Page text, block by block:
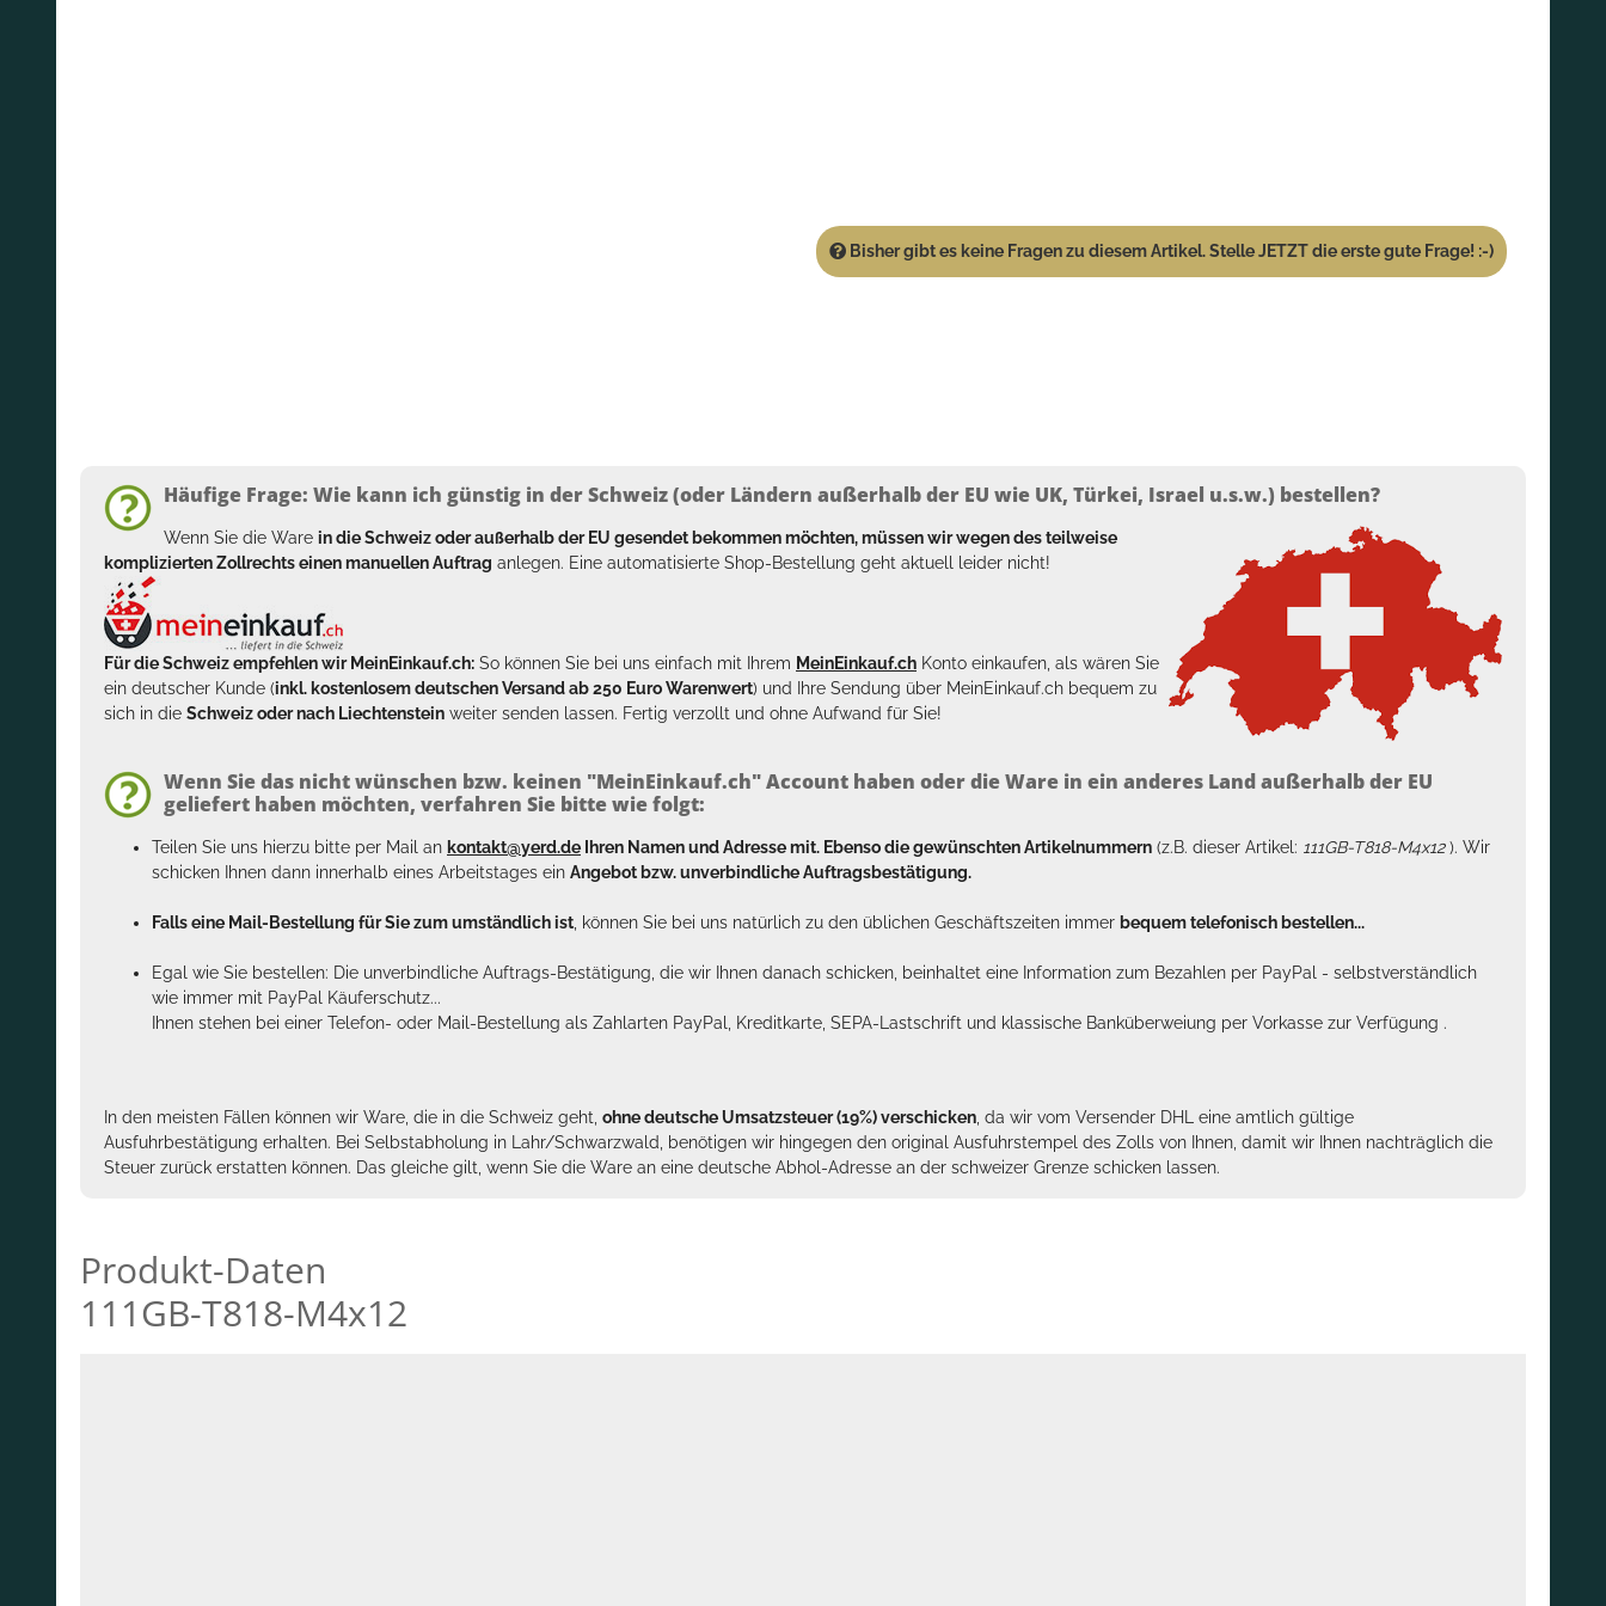
Bisher gibt es keine Fragen zu diesem Artikel. Stelle JETZT die erste gute Frage! :-)
Häufige Frage: Wie kann ich günstig in der Schweiz (oder Ländern außerhalb der EU wie UK, Türkei, Israel u.s.w.) bestellen?
Wenn Sie die Ware in die Schweiz oder außerhalb der EU gesendet bekommen möchten, müssen wir wegen des teilweise
komplizierten Zollrechts einen manuellen Auftrag anlegen. Eine automatisierte Shop-Bestellung geht aktuell leider nicht!
Für die Schweiz empfehlen wir MeinEinkauf.ch: So können Sie bei uns einfach mit Ihrem MeinEinkauf.ch Konto einkaufen, als wären Sie
ein deutscher Kunde (inkl. kostenlosem deutschen Versand ab 250 Euro Warenwert) und Ihre Sendung über MeinEinkauf.ch bequem zu
sich in die Schweiz oder nach Liechtenstein weiter senden lassen. Fertig verzollt und ohne Aufwand für Sie!
Wenn Sie das nicht wünschen bzw. keinen "MeinEinkauf.ch" Account haben oder die Ware in ein anderes Land außerhalb der EU
geliefert haben möchten, verfahren Sie bitte wie folgt:
Teilen Sie uns hierzu bitte per Mail an kontakt@yerd.de Ihren Namen und Adresse mit. Ebenso die gewünschten Artikelnummern (z.B. dieser Artikel: 111GB-T818-M4x12). Wir
schicken Ihnen dann innerhalb eines Arbeitstages ein Angebot bzw. unverbindliche Auftragsbestätigung.
Falls eine Mail-Bestellung für Sie zum umständlich ist , können Sie bei uns natürlich zu den üblichen Geschäftszeiten immer bequem telefonisch bestellen...
Egal wie Sie bestellen: Die unverbindliche Auftrags-Bestätigung, die wir Ihnen danach schicken, beinhaltet eine Information zum Bezahlen per PayPal - selbstverständlich
wie immer mit PayPal Käuferschutz...
Ihnen stehen bei einer Telefon- oder Mail-Bestellung als Zahlarten PayPal, Kreditkarte, SEPA-Lastschrift und klassische Banküberweiung per Vorkasse zur Verfügung .
In den meisten Fällen können wir Ware, die in die Schweiz geht, ohne deutsche Umsatzsteuer (19%) verschicken , da wir vom Versender DHL eine amtlich gültige
Ausfuhrbestätigung erhalten. Bei Selbstabholung in Lahr/Schwarzwald, benötigen wir hingegen den original Ausfuhrstempel des Zolls von Ihnen, damit wir Ihnen nachträglich die
Steuer zurück erstatten können. Das gleiche gilt, wenn Sie die Ware an eine deutsche Abhol-Adresse an der schweizer Grenze schicken lassen.
Produkt-Daten
111GB-T818-M4x12